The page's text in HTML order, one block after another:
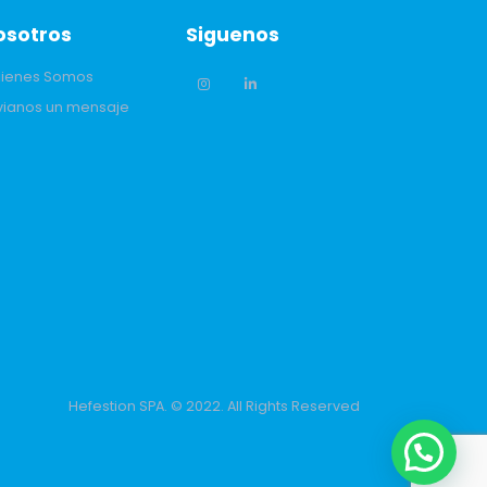
Somos
un mensaje
Siguenos
Hefestion SPA. © 2022. All Rights Reserved